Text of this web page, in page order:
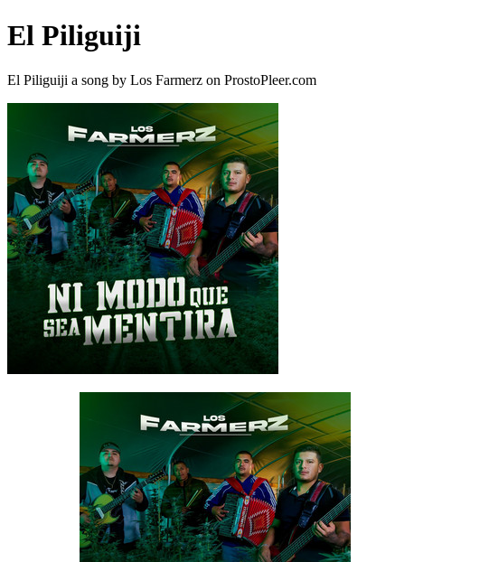
El Piliguiji
El Piliguiji a song by Los Farmerz on ProstoPleer.com